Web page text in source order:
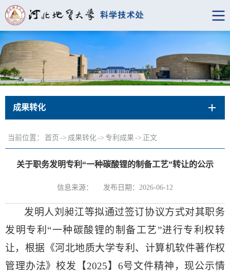
成果转化
当前位置： 首页 -> 成果转化-> 专利成果 -> 正文
关于职务发明专利“一种碳酸锂的制备工艺”转让的公示
信息来源： 发布日期：2026-06-12
发明人刘昶江等拟通过签订协议方式对其职务
发明专利 “一种碳酸锂的制备工艺”进行专利权转
让，根据《河北地质大学专利、计算机软件著作权
管理办法》校发【2025】6号文件精神，现公示情